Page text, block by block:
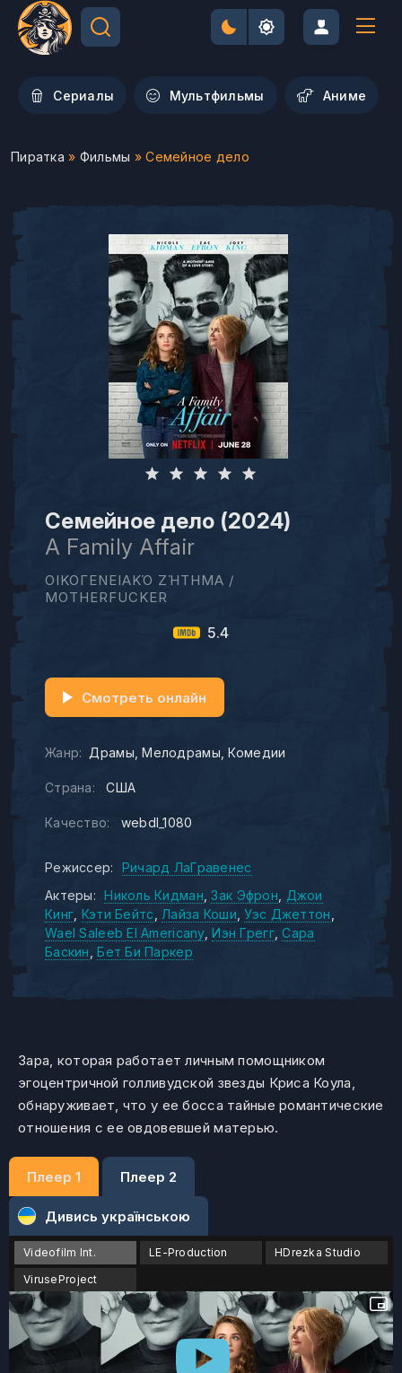
Сериалы Мультфильмы Aниме
Пиратка » Фильмы » Семейное дело
Семейное дело (2024)
A Family Affair
ΟΙΚΟΓΕΝΕΙΑΚΌ ΖΉΤΗΜΑ /
MOTHERFUCKER
5.4
Жанр: Драмы Мелодрамы Комедии
Страна: США
Качество: webdl_1080
Смотреть онлайн
Режиссер:
Ричард ЛаГравенес
Актеры:
Николь Кидман Зак Эфрон
Джои
Кинг Кэти Бейтс Лайза Коши Уэс Джеттон
Wael Saleeb El Americany Иэн Грегг Сара
Баскин
Бет Би Паркер
Зара, которая работает личным помощником
эгоцентричной голливудской звезды Криса Коула,
обнаруживает, что у ее босса тайные романтические
отношения с ее овдовевшей матерью.
Плеер 1 Плеер 2
Дивись українською
Videofilm Int. LE-Production
HDrezka Studio
ViruseProject